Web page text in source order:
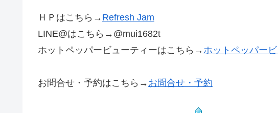
ＨＰはこちら→ Refresh Jam
LINE@はこちら→@mui1682t
ホットペッパービューティーはこちら→ ホットペッパー
お問合せ・予約はこちら→ お問合せ・予約